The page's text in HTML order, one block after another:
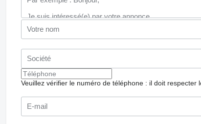
Veuillez vérifier le numéro de téléphone : il doit respecter